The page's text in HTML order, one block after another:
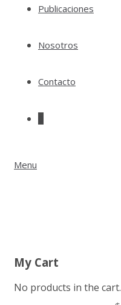
Publicaciones
Nosotros
Contacto
Menu
My Cart
No products in the cart.